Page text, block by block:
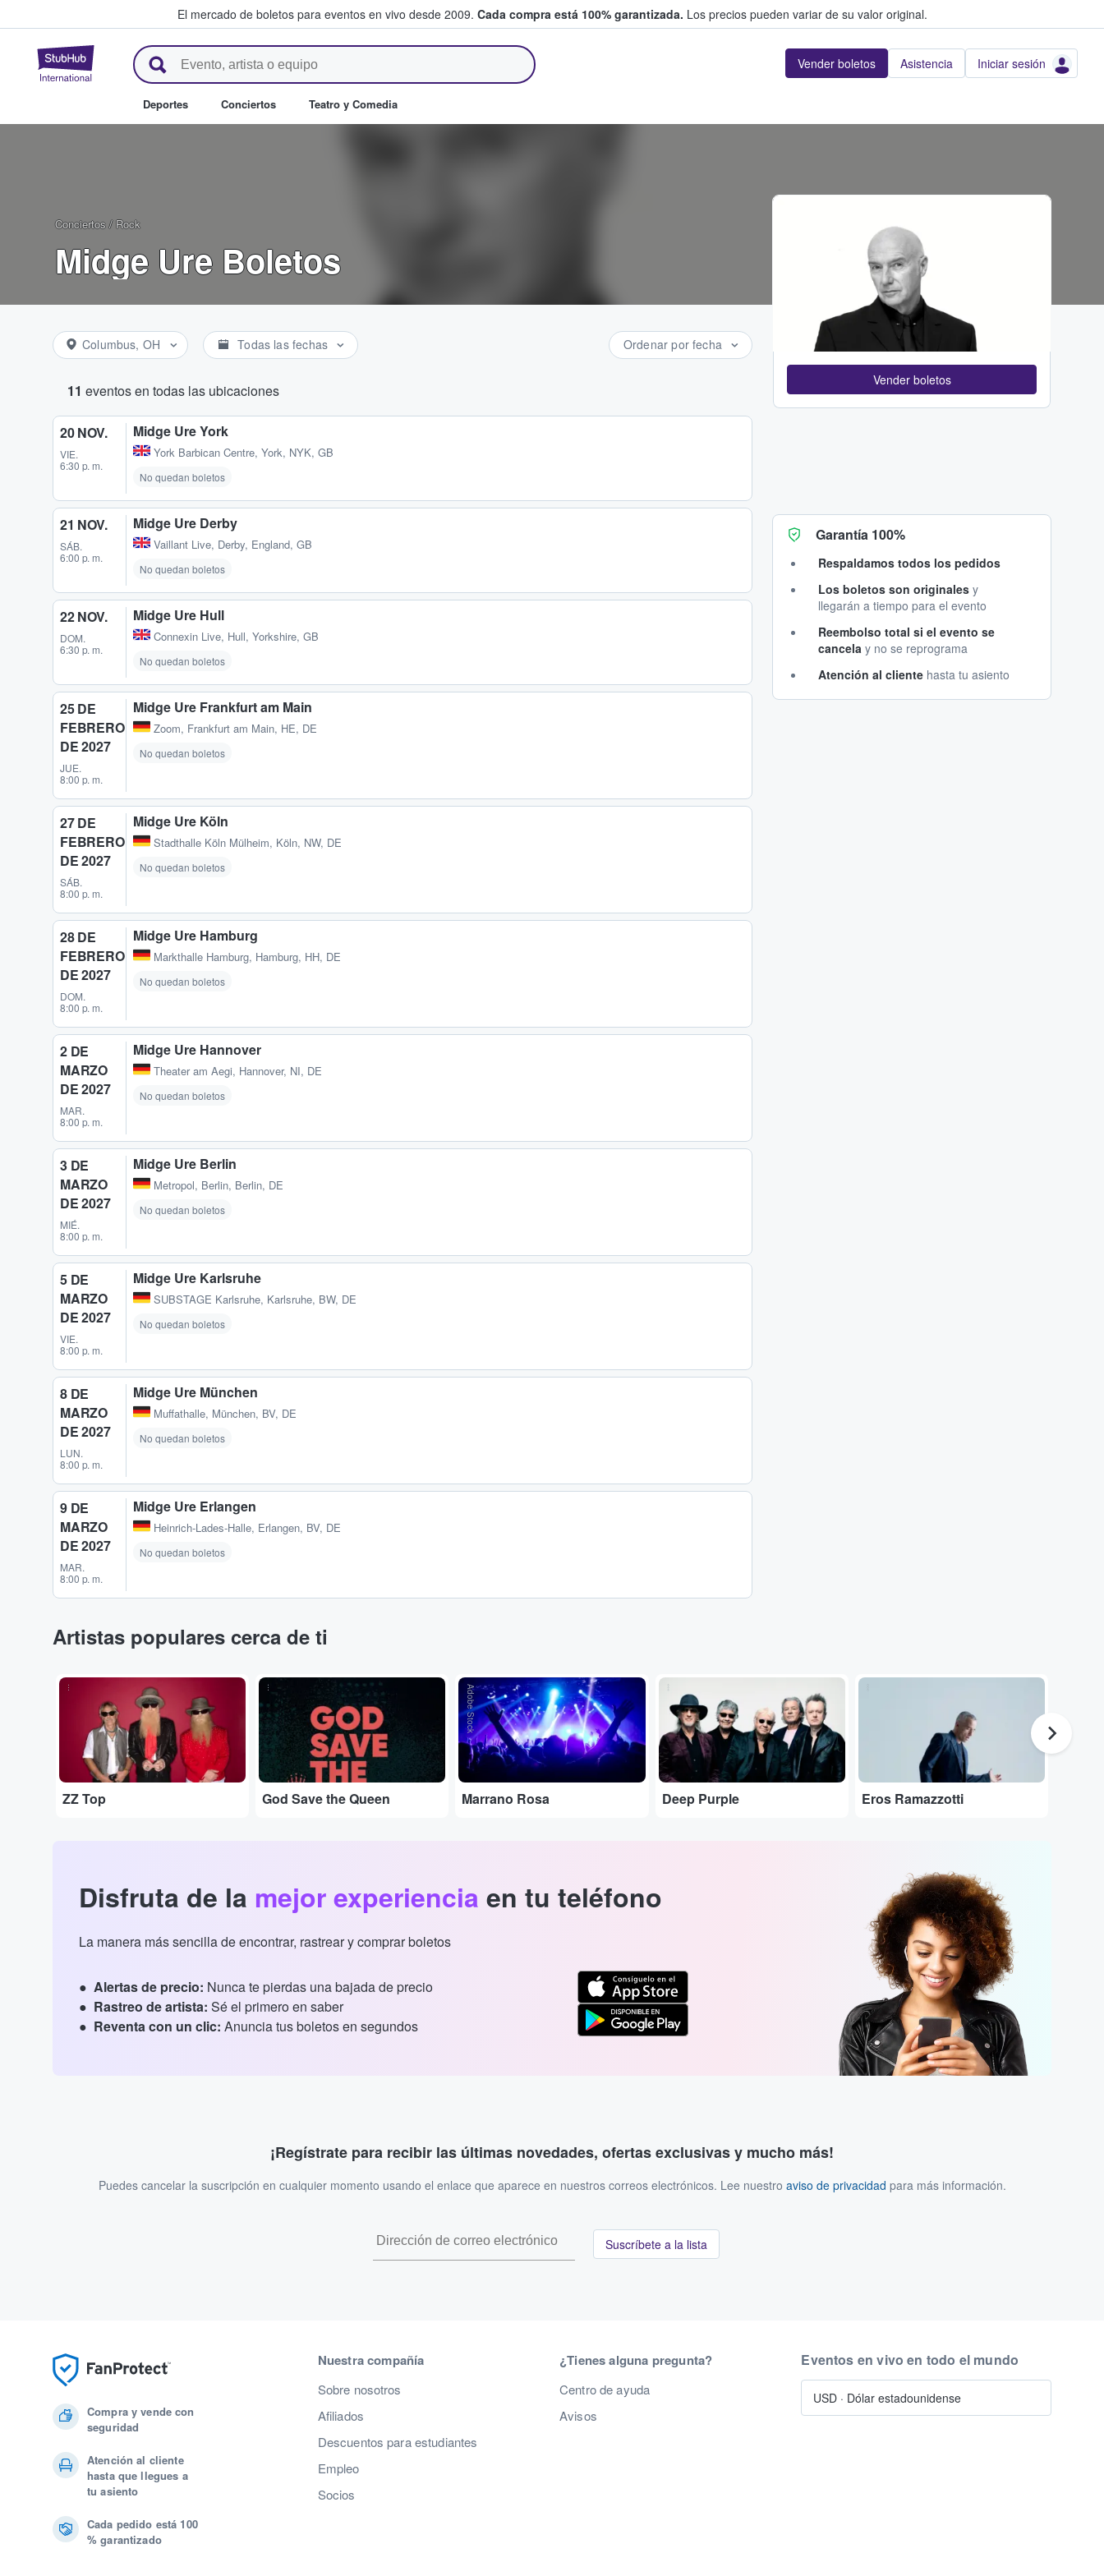
El mercado de boletos para eventos en vivo desde 2009. Cada compra está 100% garantizada. Los precios pueden variar de su valor original.
StubHub: donde los fans compran y venden boletos Vender boletos Asistencia Iniciar sesión
Deportes Conciertos Teatro y Comedia
Conciertos / Rock
Midge Ure Boletos
Columbus, OH Todas las fechas Ordenar por fecha
11 eventos en todas las ubicaciones
20 NOV.
VIE.
6:30 p. m.
Midge Ure York
York Barbican Centre, York, NYK, GB
No quedan boletos
21 NOV.
SÁB.
6:00 p. m.
Midge Ure Derby
Vaillant Live, Derby, England, GB
No quedan boletos
22 NOV.
DOM.
6:30 p. m.
Midge Ure Hull
Connexin Live, Hull, Yorkshire, GB
No quedan boletos
25 DE
FEBRERO
DE 2027
JUE.
8:00 p. m.
Midge Ure Frankfurt am Main
Zoom, Frankfurt am Main, HE, DE
No quedan boletos
27 DE
FEBRERO
DE 2027
SÁB.
8:00 p. m.
Midge Ure Köln
Stadthalle Köln Mülheim, Köln, NW, DE
No quedan boletos
28 DE
FEBRERO
DE 2027
DOM.
8:00 p. m.
Midge Ure Hamburg
Markthalle Hamburg, Hamburg, HH, DE
No quedan boletos
2 DE
MARZO
DE 2027
MAR.
8:00 p. m.
Midge Ure Hannover
Theater am Aegi, Hannover, NI, DE
No quedan boletos
3 DE
MARZO
DE 2027
MIÉ.
8:00 p. m.
Midge Ure Berlin
Metropol, Berlin, Berlin, DE
No quedan boletos
5 DE
MARZO
DE 2027
VIE.
8:00 p. m.
Midge Ure Karlsruhe
SUBSTAGE Karlsruhe, Karlsruhe, BW, DE
No quedan boletos
8 DE
MARZO
DE 2027
LUN.
8:00 p. m.
Midge Ure München
Muffathalle, München, BV, DE
No quedan boletos
9 DE
MARZO
DE 2027
MAR.
8:00 p. m.
Midge Ure Erlangen
Heinrich-Lades-Halle, Erlangen, BV, DE
No quedan boletos
Vender boletos
Garantía 100%
Respaldamos todos los pedidos
Los boletos son originales y
llegarán a tiempo para el evento
Reembolso total si el evento se
cancela y no se reprograma
Atención al cliente hasta tu asiento
Artistas populares cerca de ti
...
ZZ Top
...
God Save the Queen
Adobe Stock
Marrano Rosa Deep Purple Eros Ramazzotti
Disfruta de la mejor experiencia en tu teléfono
La manera más sencilla de encontrar, rastrear y comprar boletos
Alertas de precio: Nunca te pierdas una bajada de precio
Rastreo de artista: Sé el primero en saber
Reventa con un clic: Anuncia tus boletos en segundos
¡Regístrate para recibir las últimas novedades, ofertas exclusivas y mucho más!
Puedes cancelar la suscripción en cualquier momento usando el enlace que aparece en nuestros correos electrónicos. Lee nuestro aviso de privacidad para más información.
Suscríbete a la lista
Compra y vende con
seguridad
Atención al cliente
hasta que llegues a
tu asiento
Cada pedido está 100
% garantizado
Nuestra compañía
Sobre nosotros
Afiliados
Descuentos para estudiantes
Empleo
Socios
¿Tienes alguna pregunta?
Centro de ayuda
Avisos
Eventos en vivo en todo el mundo
USD · Dólar estadounidense